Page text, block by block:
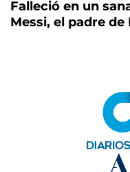
Falleció en un
Messi, el padre de